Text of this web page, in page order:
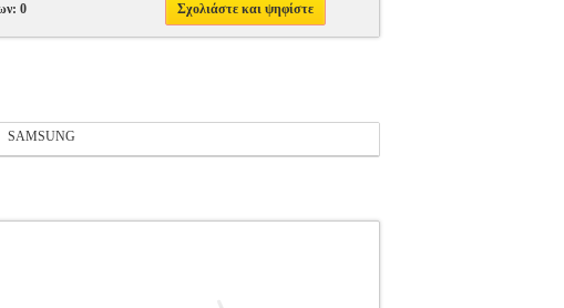
0 Σχολιάστε και ψηφίστε
SAMSUNG